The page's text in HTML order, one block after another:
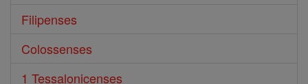
Filipenses
Colossenses
1 Tessalonicenses